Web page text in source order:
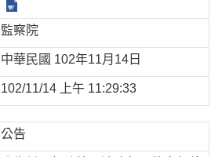
監察院
中華民國 102年11月14日
102/11/14 上午 11:29:33
公告